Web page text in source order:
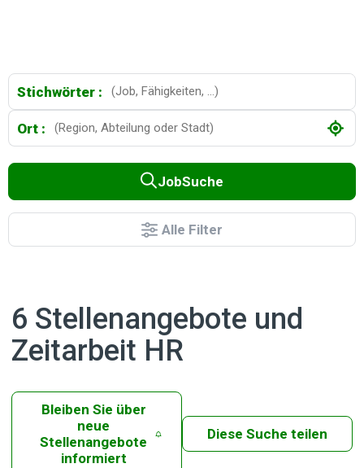
Stichwörter :
Ort :
JobSuche
Alle Filter
6 Stellenangebote und
Zeitarbeit HR
Bleiben Sie über
neue
Stellenangebote
informiert
Diese Suche teilen